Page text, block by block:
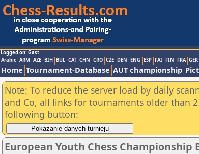
Logged on: Gast
Arabic ARM AZE BIH BUL CAT CHN CRO CZE DEN ENG ESP FAI FIN FRA GER
Home Tournament-Database AUT championship
Note: To reduce the server load by daily
and Co, all links for tournaments older than
following button:
European Youth Chess Championship